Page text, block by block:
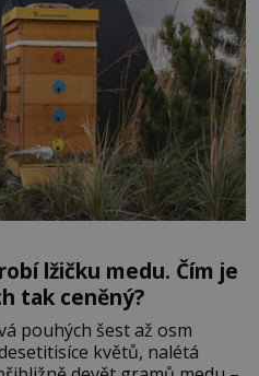
lžičku medu. Čím je
tak ceněný?
pouhých šest až osm
květů, nalétá